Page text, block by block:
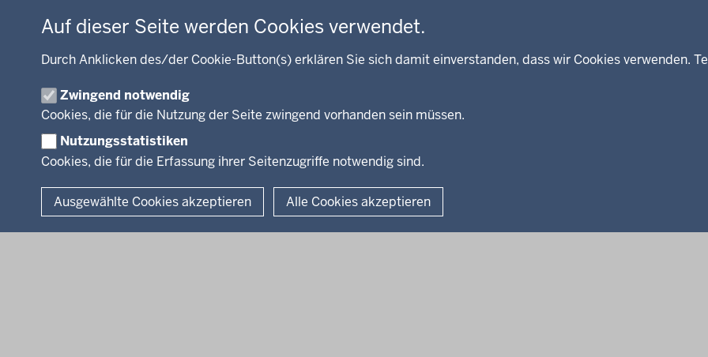
Auf dieser Seite werden Cookies verwendet.
Durch Anklicken des/der Cookie-Button(s) erklären Sie sich damit einverstanden, dass wir Cookies verwenden.
Zwingend notwendig
Cookies, die für die Nutzung der Seite zwingend vorhanden sein müssen.
Nutzungsstatistiken
Cookies, die für die Erfassung ihrer Seitenzugriffe notwendig sind.
Ausgewählte Cookies akzeptieren Alle Cookies akzeptieren
Energie, Bergbau
Kultur, Sport
Recht, Ordnung
Förderportal, Wirtschaft